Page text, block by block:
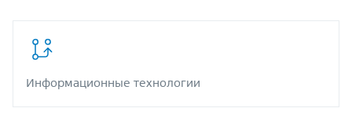
Информационные технологии